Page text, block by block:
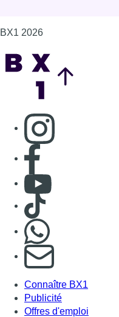
BX1 2026
Consulter
Consulter page
Consulter
Consulter TikTok
S'abonner à
Connaître BX1
Publicité
Offres d'emploi